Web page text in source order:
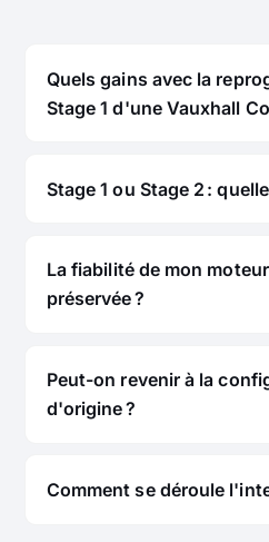
Quels gains avec la
Stage 1 d'une Vauxhall
Stage 1 ou Stage 2 :
La fiabilité de mon
préservée ?
Peut-on revenir à la
d'origine ?
Comment se déroule